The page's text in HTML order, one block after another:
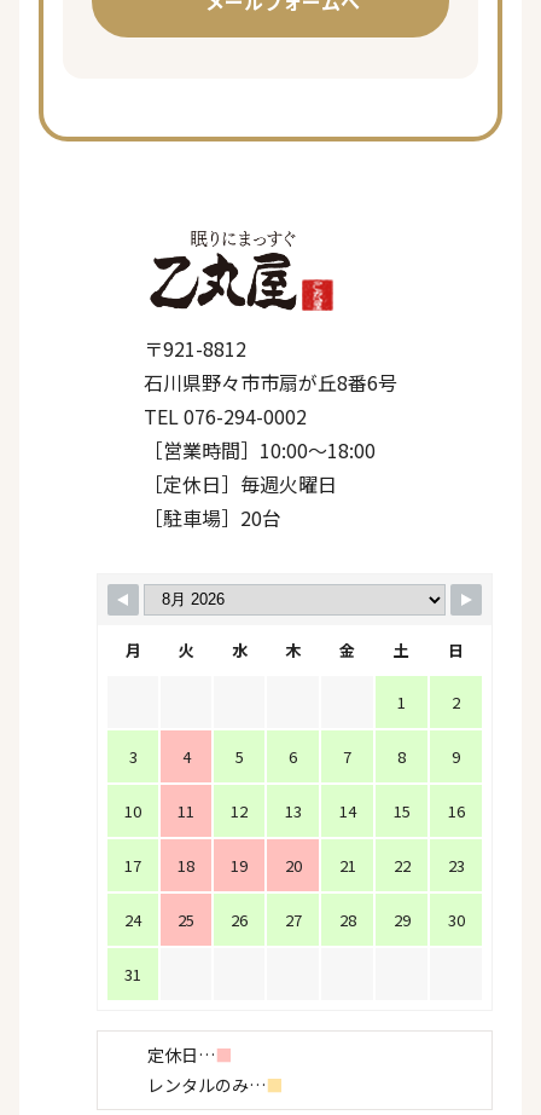
〒921-8812
石川県野々市市扇が丘8番6号
TEL 076-294-0002
［営業時間］10:00〜18:00
［定休日］毎週火曜日
［駐車場］20台
月 火 水 木 金 土 日
1 2
3 4 5 6 7 8 9
10 11 12 13 14 15 16
17 18 19 20 21 22 23
24 25 26 27 28 29 30
31
定休日…■
レンタルのみ…■